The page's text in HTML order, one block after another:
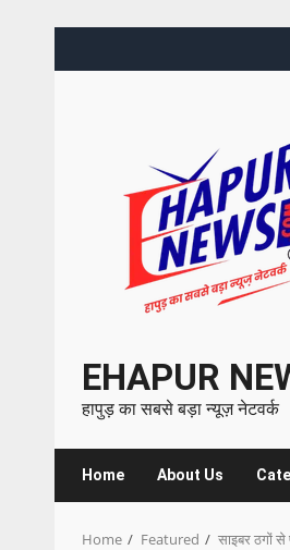
EHAPUR
हापुड़ का सबसे बड़ा न्यूज़ नेटवर्क
Home About Us
Home Featured साइबर ठगों से